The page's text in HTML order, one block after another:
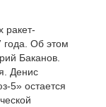
ракет-
года. Об этом
Баканов.
Денис
5» остается